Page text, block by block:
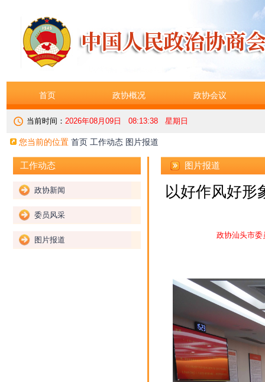
首页 政协概况 政协会议
当前时间： 2026年08月09日 08:13:38 星期日
您当前的位置 首页 工作动态 图片报道
工作动态
政协新闻
委员风采
图片报道
图片报道
以好作风好形
政协汕头市委